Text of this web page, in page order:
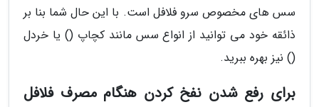
سس های مخصوص سرو فلافل است. با این حال شما بنا بر
ذائقه خود می توانید از انواع سس مانند کچاپ () یا خردل
() نیز بهره ببرید.
برای رفع شدن نفخ کردن هنگام مصرف فلافل